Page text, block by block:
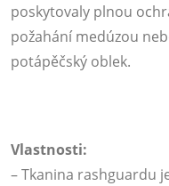
poskytovaly plnou
požahání medúzou
potápěčský oblek.
Vlastnosti:
– Tkanina rashguardu